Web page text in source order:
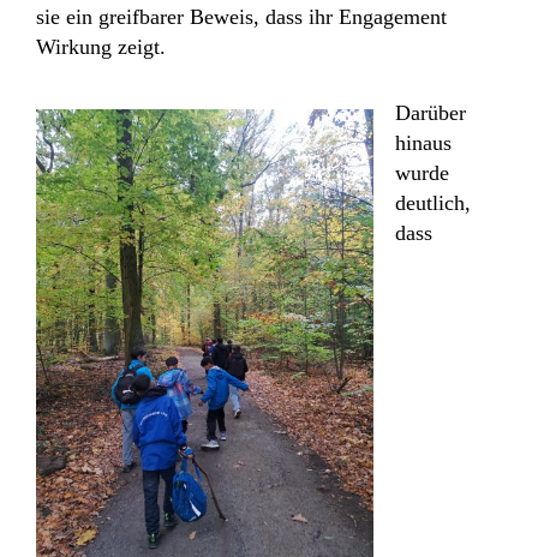
sie ein greifbarer Beweis, dass ihr Engagement
Wirkung zeigt.
Darüber
hinaus
wurde
deutlich,
dass